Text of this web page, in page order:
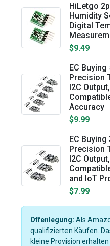
HiLetgo
Humidity
Digital
$9.49
EC
Precision
I2C
Accuracy
$9.99
EC
Precision
I2C
and IoT
$7.99
Offenlegung: Als
qualifizierten Käufen.
kleine Provision